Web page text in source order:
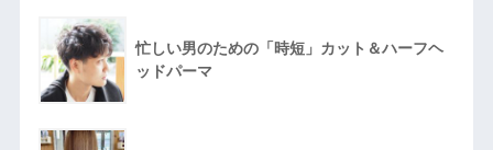
忙しい男のための「時短」カット＆ハーフヘ
ッドパーマ